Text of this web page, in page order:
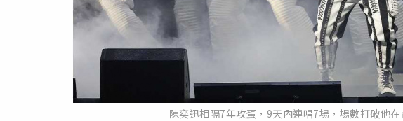
陳奕迅相隔7年攻蛋，9天內連唱7場，場數打破他在